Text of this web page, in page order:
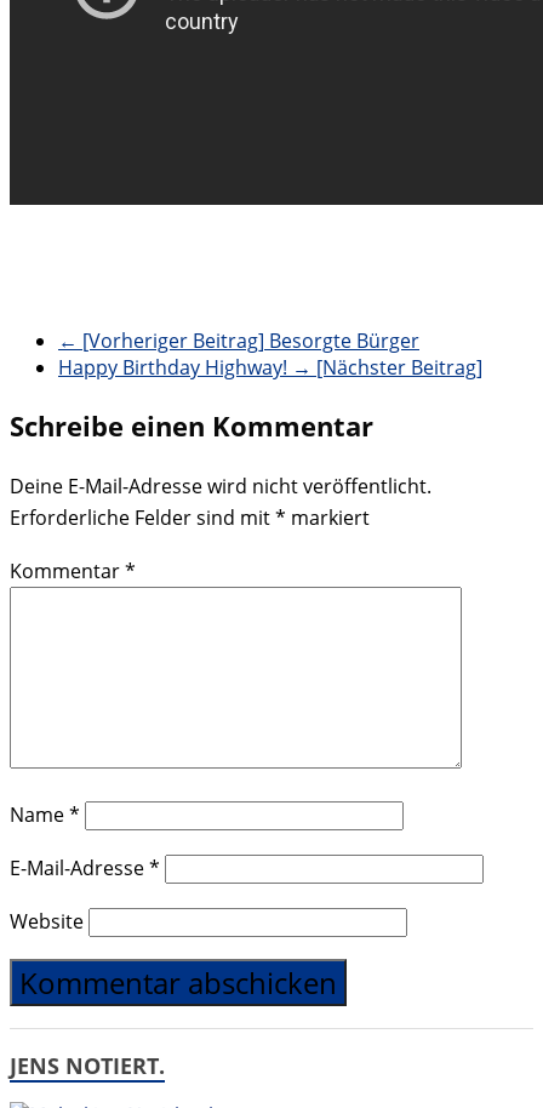
← [Vorheriger Beitrag] Besorgte Bürger
Happy Birthday Highway! → [Nächster Beitrag]
Schreibe einen Kommentar
Deine E-Mail-Adresse wird nicht veröffentlicht.
Erforderliche Felder sind mit* markiert
Kommentar*
Name*
E-Mail-Adresse*
Website
JENS NOTIERT.